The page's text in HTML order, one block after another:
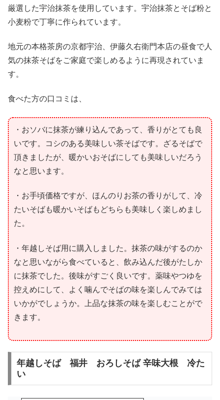
厳選した宇治抹茶を使用しています。宇治抹茶とそば粉と
小麦粉で丁寧に作られています。
地元の本格茶房の京都宇治、伊藤久右衛門本店の昼食で人
気の抹茶そばをご家庭で楽しめるように再現されていま
す。
食べた方の口コミは、
・おソバに抹茶が練り込んであって、香りがとても良
いです。コシのある美味しい茶そばです。ざるそばで
頂きましたが、暖かいおそばにしても美味しいだろう
なと思います。
・お手頃価格ですが、ほんのりお茶の香りがして、冷
たいそばも暖かいそばもどちらも美味しく楽しめまし
た。
・年越しそば用に購入しました。抹茶の味がするのか
なと思いながら食べていると、飲み込んだ後がたしか
に抹茶でした。後味がすごく良いです。薬味やつゆを
控えめにして、よく噛んでそばの味を楽しんでみては
いかがでしょうか。上品な抹茶の味を楽しむことがで
きます。
年越しそば 福井 おろしそば 辛味大根 冷た
い